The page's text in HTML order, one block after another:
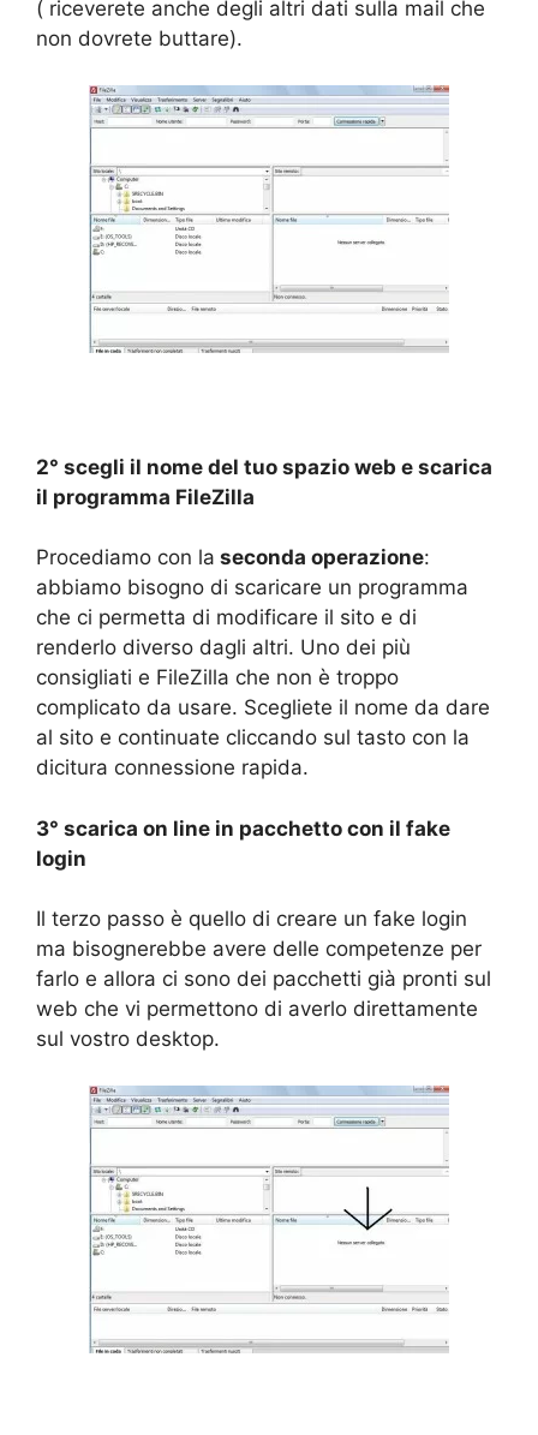
( riceverete anche degli altri dati sulla mail che
non dovrete buttare).
2° scegli il nome del tuo spazio web e scarica
il programma FileZilla
Procediamo con la seconda operazione:
abbiamo bisogno di scaricare un programma
che ci permetta di modificare il sito e di
renderlo diverso dagli altri. Uno dei più
consigliati e FileZilla che non è troppo
complicato da usare. Scegliete il nome da dare
al sito e continuate cliccando sul tasto con la
dicitura connessione rapida.
3° scarica on line in pacchetto con il fake
login
Il terzo passo è quello di creare un fake login
ma bisognerebbe avere delle competenze per
farlo e allora ci sono dei pacchetti già pronti sul
web che vi permettono di averlo direttamente
sul vostro desktop.